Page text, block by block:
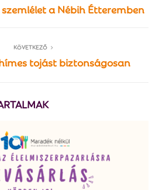
a Nébih Étteremben
KÖVETKEZŐ
tojást biztonságosan